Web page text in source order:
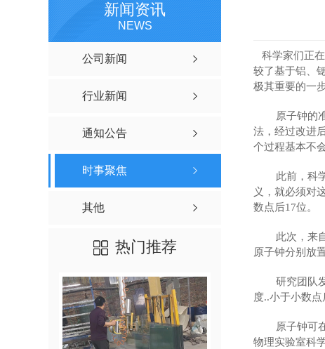
新闻资讯
NEWS
公司新闻
行业新闻
通知公告
时事聚焦
其他
热门推荐
科学家们正
较了基于铝、
极其重要的一步
原子钟的准
法，经过改进
个过程基本不
此前，科学
义，就必须对
数点后17位。
此次，来自
原子钟分别放
研究团队发
度..小于小数点
原子钟可在
物理实验室科